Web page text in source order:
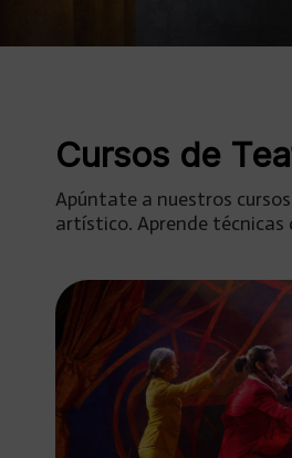
Cursos de
Apúntate a nuestros
artístico. Aprende técnicas